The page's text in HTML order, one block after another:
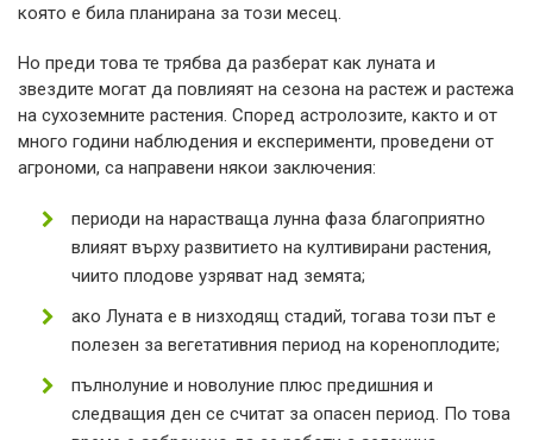
която е била планирана за този месец.
Но преди това те трябва да разберат как луната и
звездите могат да повлияят на сезона на растеж и растежа
на сухоземните растения. Според астролозите, както и от
много години наблюдения и експерименти, проведени от
агрономи, са направени някои заключения:
периоди на нарастваща лунна фаза благоприятно
влияят върху развитието на култивирани растения,
чиито плодове узряват над земята;
ако Луната е в низходящ стадий, тогава този път е
полезен за вегетативния период на кореноплодите;
пълнолуние и новолуние плюс предишния и
следващия ден се считат за опасен период. По това